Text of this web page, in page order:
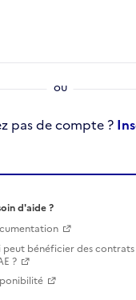
pas de compte ?
d'aide ?
peut bénéficier des contrats
?